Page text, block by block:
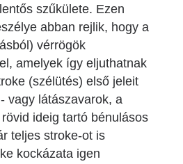
szűkülete. Ezen
abban rejlik, hogy a
vérrögök
amelyek így eljuthatnak
(szélütés) első jeleit
vagy látászavarok, a
ideig tartó bénulásos
teljes stroke-ot is
kockázata igen